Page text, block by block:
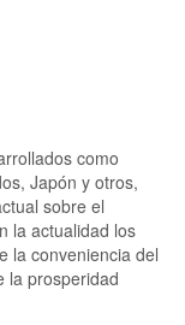
como
Japón y otros,
sobre el
la actualidad los
la conveniencia del
la prosperidad